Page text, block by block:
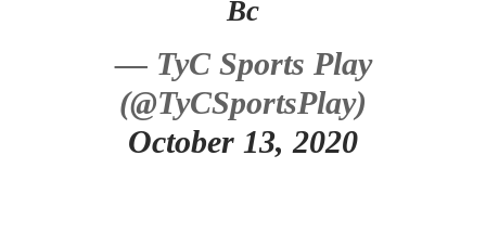
Bc
— TyC Sports Play
(@TyCSportsPlay)
October 13, 2020